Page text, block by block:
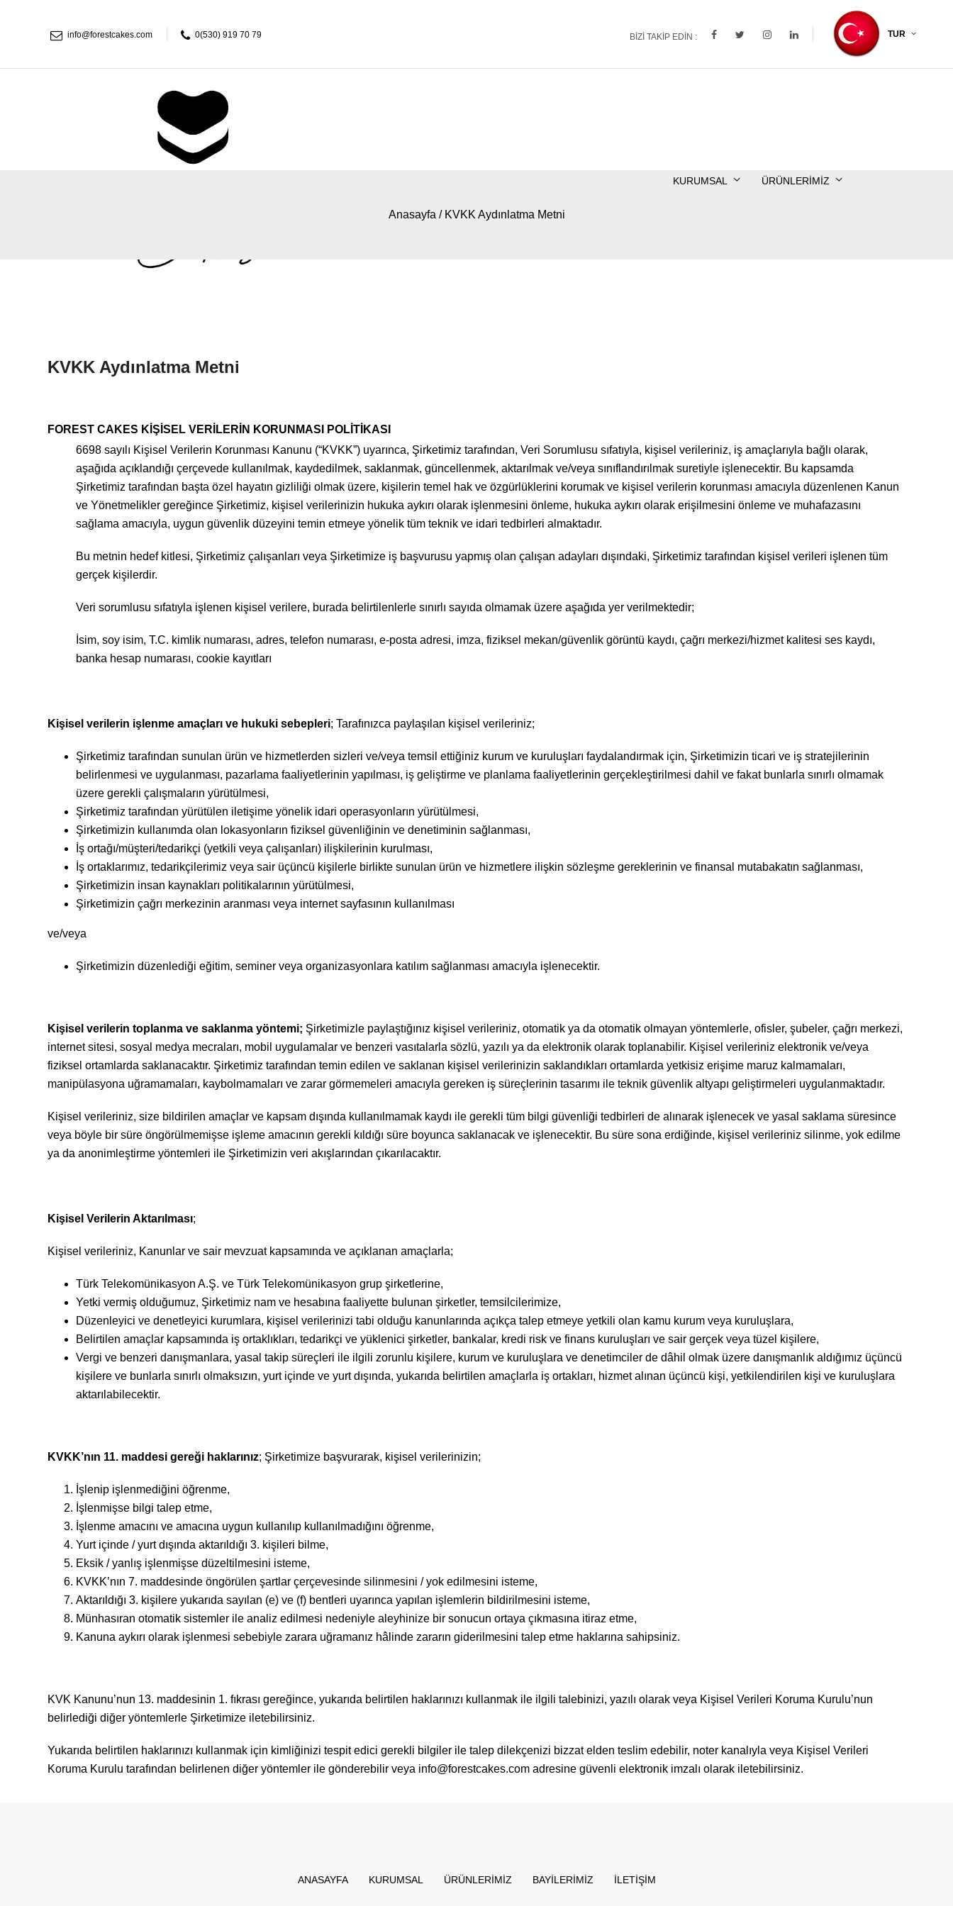
info@forestcakes.com 0(530) 919 70 79 BIZI TAKIP EDIN : TUR
KURUMSAL ÜRÜNLERIMIZ
Anasayfa / KVKK Aydınlatma Metni
KVKK Aydınlatma Metni
FOREST CAKES KİŞİSEL VERİLERİN KORUNMASI POLİTİKASI
6698 sayılı Kişisel Verilerin Korunması Kanunu (“KVKK”) uyarınca, Şirketimiz tarafından, Veri Sorumlusu sıfatıyla, kişisel verileriniz, iş amaçlarıyla bağlı olarak,
aşağıda açıklandığı çerçevede kullanılmak, kaydedilmek, saklanmak, güncellenmek, aktarılmak ve/veya sınıflandırılmak suretiyle işlenecektir. Bu kapsamda
Şirketimiz tarafından başta özel hayatın gizliliği olmak üzere, kişilerin temel hak ve özgürlüklerini korumak ve kişisel verilerin korunması amacıyla düzenlenen Kanun
ve Yönetmelikler gereğince Şirketimiz, kişisel verilerinizin hukuka aykırı olarak işlenmesini önleme, hukuka aykırı olarak erişilmesini önleme ve muhafazasını
sağlama amacıyla, uygun güvenlik düzeyini temin etmeye yönelik tüm teknik ve idari tedbirleri almaktadır.
Bu metnin hedef kitlesi, Şirketimiz çalışanları veya Şirketimize iş başvurusu yapmış olan çalışan adayları dışındaki, Şirketimiz tarafından kişisel verileri işlenen tüm
gerçek kişilerdir.
Veri sorumlusu sıfatıyla işlenen kişisel verilere, burada belirtilenlerle sınırlı sayıda olmamak üzere aşağıda yer verilmektedir;
İsim, soy isim, T.C. kimlik numarası, adres, telefon numarası, e-posta adresi, imza, fiziksel mekan/güvenlik görüntü kaydı, çağrı merkezi/hizmet kalitesi ses kaydı,
banka hesap numarası, cookie kayıtları
Kişisel verilerin işlenme amaçları ve hukuki sebepleri; Tarafınızca paylaşılan kişisel verileriniz;
Şirketimiz tarafından sunulan ürün ve hizmetlerden sizleri ve/veya temsil ettiğiniz kurum ve kuruluşları faydalandırmak için, Şirketimizin ticari ve iş stratejilerinin
belirlenmesi ve uygulanması, pazarlama faaliyetlerinin yapılması, iş geliştirme ve planlama faaliyetlerinin gerçekleştirilmesi dahil ve fakat bunlarla sınırlı olmamak
üzere gerekli çalışmaların yürütülmesi,
Şirketimiz tarafından yürütülen iletişime yönelik idari operasyonların yürütülmesi,
Şirketimizin kullanımda olan lokasyonların fiziksel güvenliğinin ve denetiminin sağlanması,
İş ortağı/müşteri/tedarikçi (yetkili veya çalışanları) ilişkilerinin kurulması,
İş ortaklarımız, tedarikçilerimiz veya sair üçüncü kişilerle birlikte sunulan ürün ve hizmetlere ilişkin sözleşme gereklerinin ve finansal mutabakatın sağlanması,
Şirketimizin insan kaynakları politikalarının yürütülmesi,
Şirketimizin çağrı merkezinin aranması veya internet sayfasının kullanılması
ve/veya
Şirketimizin düzenlediği eğitim, seminer veya organizasyonlara katılım sağlanması amacıyla işlenecektir.
Kişisel verilerin toplanma ve saklanma yöntemi; Şirketimizle paylaştığınız kişisel verileriniz, otomatik ya da otomatik olmayan yöntemlerle, ofisler, şubeler, çağrı merkezi,
internet sitesi, sosyal medya mecraları, mobil uygulamalar ve benzeri vasıtalarla sözlü, yazılı ya da elektronik olarak toplanabilir. Kişisel verileriniz elektronik ve/veya
fiziksel ortamlarda saklanacaktır. Şirketimiz tarafından temin edilen ve saklanan kişisel verilerinizin saklandıkları ortamlarda yetkisiz erişime maruz kalmamaları,
manipülasyona uğramamaları, kaybolmamaları ve zarar görmemeleri amacıyla gereken iş süreçlerinin tasarımı ile teknik güvenlik altyapı geliştirmeleri uygulanmaktadır.
Kişisel verileriniz, size bildirilen amaçlar ve kapsam dışında kullanılmamak kaydı ile gerekli tüm bilgi güvenliği tedbirleri de alınarak işlenecek ve yasal saklama süresince
veya böyle bir süre öngörülmemişse işleme amacının gerekli kıldığı süre boyunca saklanacak ve işlenecektir. Bu süre sona erdiğinde, kişisel verileriniz silinme, yok edilme
ya da anonimleştirme yöntemleri ile Şirketimizin veri akışlarından çıkarılacaktır.
Kişisel Verilerin Aktarılması;
Kişisel verileriniz, Kanunlar ve sair mevzuat kapsamında ve açıklanan amaçlarla;
Türk Telekomünikasyon A.Ş. ve Türk Telekomünikasyon grup şirketlerine,
Yetki vermiş olduğumuz, Şirketimiz nam ve hesabına faaliyette bulunan şirketler, temsilcilerimize,
Düzenleyici ve denetleyici kurumlara, kişisel verilerinizi tabi olduğu kanunlarında açıkça talep etmeye yetkili olan kamu kurum veya kuruluşlara,
Belirtilen amaçlar kapsamında iş ortaklıkları, tedarikçi ve yüklenici şirketler, bankalar, kredi risk ve finans kuruluşları ve sair gerçek veya tüzel kişilere,
Vergi ve benzeri danışmanlara, yasal takip süreçleri ile ilgili zorunlu kişilere, kurum ve kuruluşlara ve denetimciler de dâhil olmak üzere danışmanlık aldığımız üçüncü
kişilere ve bunlarla sınırlı olmaksızın, yurt içinde ve yurt dışında, yukarıda belirtilen amaçlarla iş ortakları, hizmet alınan üçüncü kişi, yetkilendirilen kişi ve kuruluşlara
aktarılabilecektir.
KVKK’nın 11. maddesi gereği haklarınız; Şirketimize başvurarak, kişisel verilerinizin;
İşlenip işlenmediğini öğrenme,
İşlenmişse bilgi talep etme,
İşlenme amacını ve amacına uygun kullanılıp kullanılmadığını öğrenme,
Yurt içinde / yurt dışında aktarıldığı 3. kişileri bilme,
Eksik / yanlış işlenmişse düzeltilmesini isteme,
KVKK’nın 7. maddesinde öngörülen şartlar çerçevesinde silinmesini / yok edilmesini isteme,
Aktarıldığı 3. kişilere yukarıda sayılan (e) ve (f) bentleri uyarınca yapılan işlemlerin bildirilmesini isteme,
Münhasıran otomatik sistemler ile analiz edilmesi nedeniyle aleyhinize bir sonucun ortaya çıkmasına itiraz etme,
Kanuna aykırı olarak işlenmesi sebebiyle zarara uğramanız hâlinde zararın giderilmesini talep etme haklarına sahipsiniz.
KVK Kanunu’nun 13. maddesinin 1. fıkrası gereğince, yukarıda belirtilen haklarınızı kullanmak ile ilgili talebinizi, yazılı olarak veya Kişisel Verileri Koruma Kurulu’nun
belirlediği diğer yöntemlerle Şirketimize iletebilirsiniz.
Yukarıda belirtilen haklarınızı kullanmak için kimliğinizi tespit edici gerekli bilgiler ile talep dilekçenizi bizzat elden teslim edebilir, noter kanalıyla veya Kişisel Verileri
Koruma Kurulu tarafından belirlenen diğer yöntemler ile gönderebilir veya info@forestcakes.com adresine güvenli elektronik imzalı olarak iletebilirsiniz.
ANASAYFA KURUMSAL ÜRÜNLERIMIZ BAYILERIMIZ İLETİŞİM